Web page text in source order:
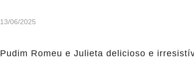
13/06/2025
Pudim Romeu e Julieta delicioso e